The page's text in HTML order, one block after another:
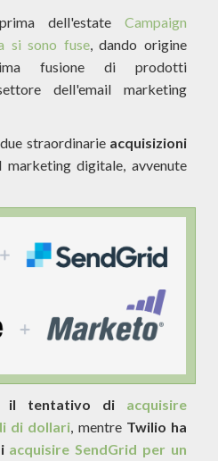
dell'estate Campaign
si sono fuse, dando origine
fusione di prodotti
dell'email marketing
straordinarie acquisizioni
marketing digitale, avvenute
il tentativo di acquisire
di dollari, mentre Twilio ha
acquisire SendGrid per un